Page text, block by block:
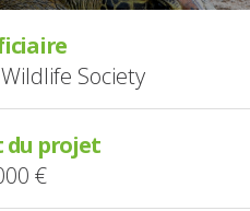
Society
projet
€